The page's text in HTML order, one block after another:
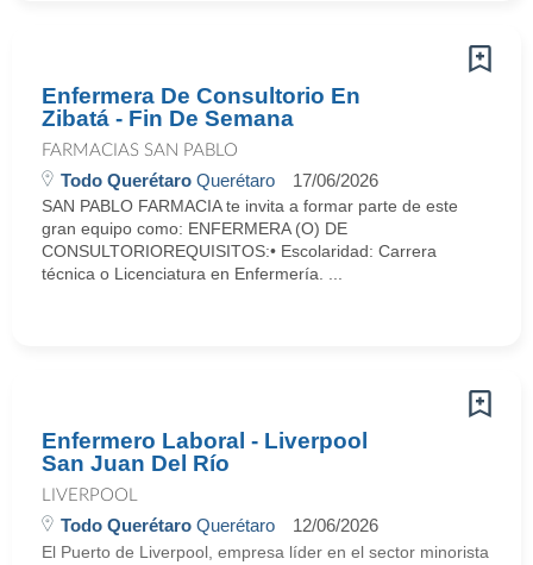
Enfermera De Consultorio En
Zibatá - Fin De Semana
FARMACIAS SAN PABLO
Todo Querétaro Querétaro 17/06/2026
SAN PABLO FARMACIA te invita a formar parte de este
gran equipo como: ENFERMERA (O) DE
CONSULTORIOREQUISITOS:• Escolaridad: Carrera
técnica o Licenciatura en Enfermería. ...
Enfermero Laboral - Liverpool
San Juan Del Río
LIVERPOOL
Todo Querétaro Querétaro 12/06/2026
El Puerto de Liverpool, empresa líder en el sector minorista